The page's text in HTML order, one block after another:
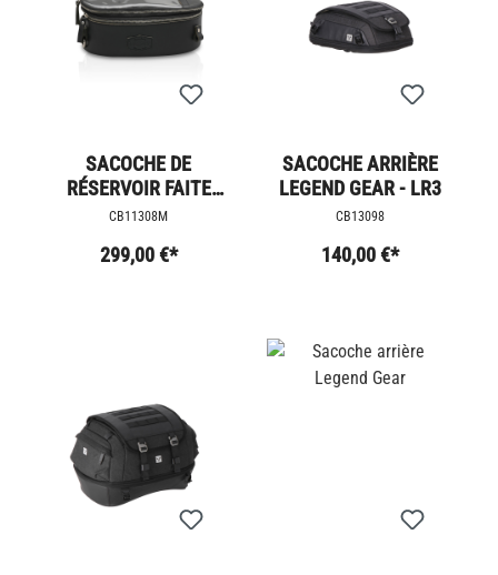
SACOCHE DE
RÉSERVOIR FAITE
MAIN
CB11308M
299,00 €*
SACOCHE ARRIÈRE
LEGEND GEAR - LR3
CB13098
140,00 €*